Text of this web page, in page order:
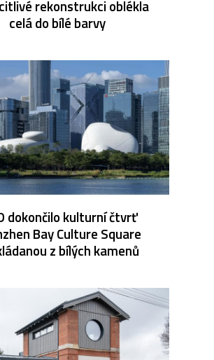
rekonstrukci oblékla
celá do bílé barvy
dokončilo kulturní čtvrť
Bay Culture Square
z bílých kamenů